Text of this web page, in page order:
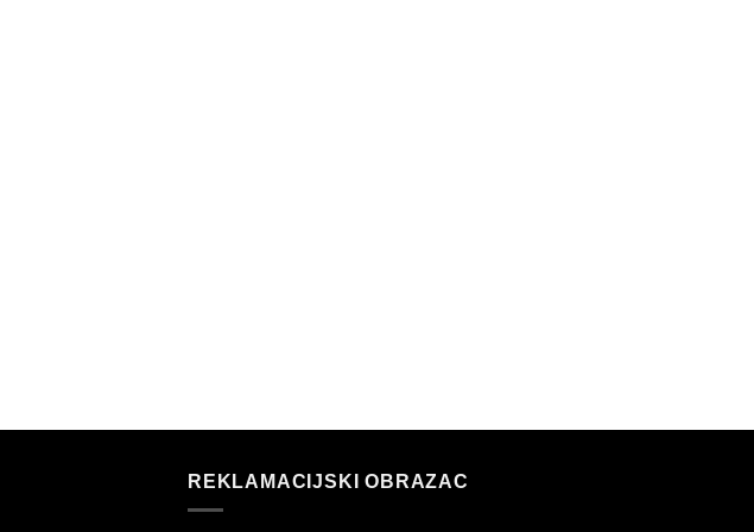
REKLAMACIJSKI OBRAZAC